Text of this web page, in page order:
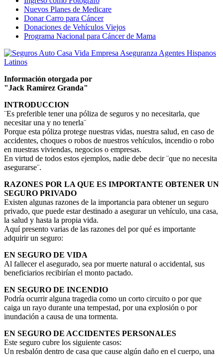
Nuevos Planes de Medicare
Donar Carro para Cáncer
Donaciones de Vehículos Viejos
Programa Nacional para Cáncer de Mama
Información otorgada por
"Jack Ramírez Granda"
INTRODUCCION
¨Es preferible tener una póliza de seguros y no necesitarla, que
necesitar una y no tenerla¨
Porque esta póliza protege nuestras vidas, nuestra salud, en caso de
accidentes, choques o robos de nuestros vehículos, incendio o robo
en nuestras viviendas, negocios o empresas.
En virtud de todos estos ejemplos, nadie debe decir ¨que no necesita
asegurarse¨.
RAZONES POR LA QUE ES IMPORTANTE OBTENER UN
SEGURO PRIVADO
Existen algunas razones de la importancia para obtener un seguro
privado, que puede estar destinado a asegurar un vehículo, una casa,
la salud y hasta la propia vida.
Aquí presento varias de las razones del por qué es importante
adquirir un seguro:
EN SEGURO DE VIDA
Al fallecer el asegurado, sea por muerte natural o accidental, sus
beneficiarios recibirían el monto pactado.
EN SEGURO DE INCENDIO
Podría ocurrir alguna tragedia como un corto circuito o por que
caiga un rayo durante una tempestad, por una explosión o por
inundación a causa de una tormenta.
EN SEGURO DE ACCIDENTES PERSONALES
Este seguro cubre los siguiente casos:
Un resbalón dentro de casa que cause algún daño en el cuerpo, una